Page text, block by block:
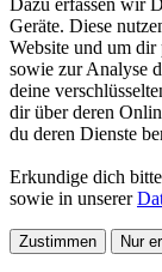
Dazu erfassen wir
Geräte. Diese
Website und um dir
sowie zur Analyse
deine
dir über deren
du deren Dienste
Erkundige dich
sowie in unserer
Zustimmen Nur